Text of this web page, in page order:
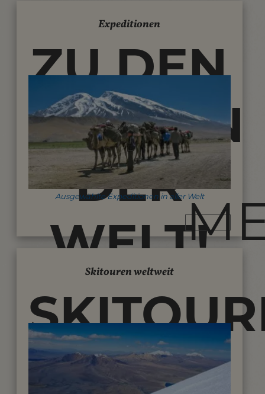
Expeditionen
ZU DEN
BERGEN
DER
WELT!
Ausgewählte Expeditionen in aller Welt
Skitouren weltweit
UND